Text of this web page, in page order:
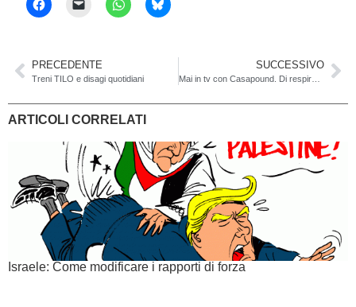
PRECEDENTE
Treni TILO e disagi quotidiani
SUCCESSIVO
Mai in tv con Casapound. Di respirare la stessa aria d’uno squadrista non mi va
ARTICOLI CORRELATI
Israele: Come modificare i rapporti di forza